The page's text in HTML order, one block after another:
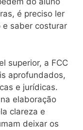
é preciso ler
saber costurar
superior, a FCC
aprofundados,
e jurídicas.
elaboração
clareza e
deixar os